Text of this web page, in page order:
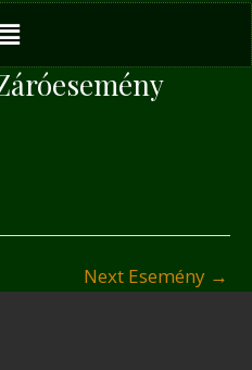
Menu
Next Esemény →